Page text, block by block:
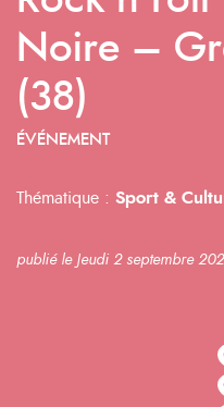
Noire –
(38)
ÉVÉNEMENT
Thématique : Sport &
publié le Jeudi 2 septembre